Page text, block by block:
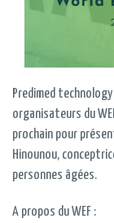
Predimed
organisateurs du
prochain pour
Hinounou,
personnes âgées.
A propos du WEF :